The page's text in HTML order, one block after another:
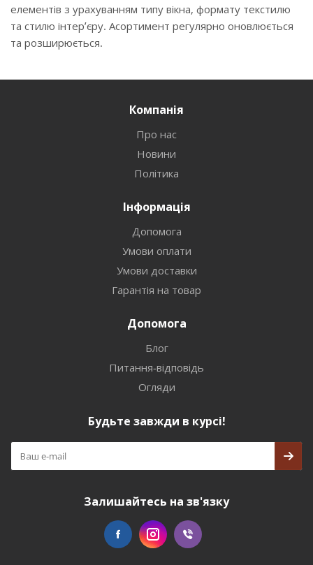
елементів з урахуванням типу вікна, формату текстилю
та стилю інтер’єру. Асортимент регулярно оновлюється
та розширюється.
Компанія
Про нас
Новини
Політика
Інформація
Допомога
Умови оплати
Умови доставки
Гарантія на товар
Допомога
Блог
Питання-відповідь
Огляди
Будьте завжди в курсі!
Залишайтесь на зв'язку